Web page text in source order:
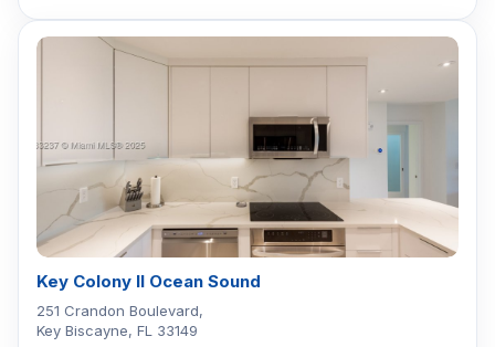
Key Colony II Ocean Sound
251 Crandon Boulevard,
Key Biscayne, FL 33149